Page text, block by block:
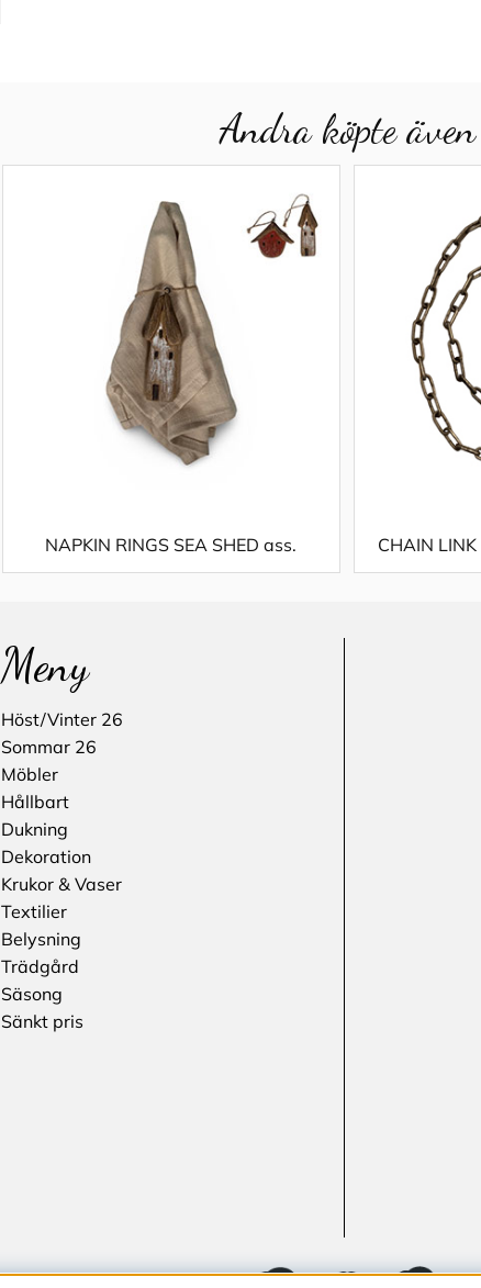
Andra köpte även
NAPKIN RINGS SEA SHED ass. CHAIN LINK
Meny
Höst/Vinter 26
Sommar 26
Möbler
Hållbart
Dukning
Dekoration
Krukor & Vaser
Textilier
Belysning
Trädgård
Säsong
Sänkt pris